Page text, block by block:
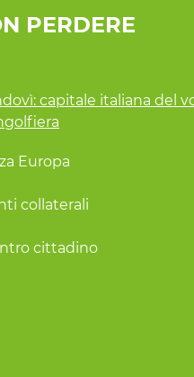
PERDERE
capitale italiana del
Europa
collaterali
cittadino